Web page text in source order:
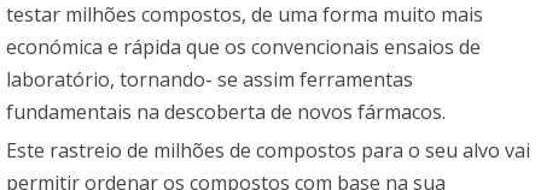
testar milhões compostos, de uma forma muito mais
económica e rápida que os convencionais ensaios de
laboratório, tornando- se assim ferramentas
fundamentais na descoberta de novos fármacos.
Este rastreio de milhões de compostos para o seu alvo vai
permitir ordenar os compostos com base na sua